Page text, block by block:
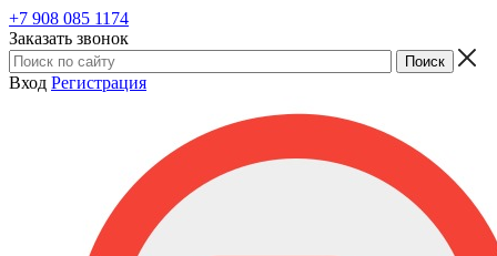
+7 908 085 1174
Заказать звонок
Вход Регистрация